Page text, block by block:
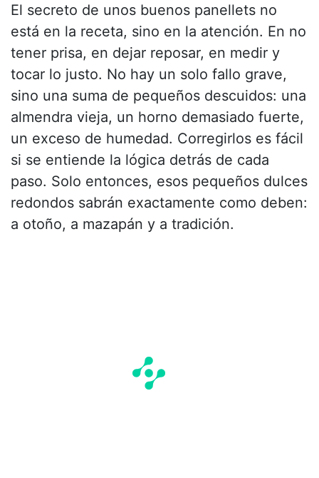
El secreto de unos buenos panellets no
está en la receta, sino en la atención. En no
tener prisa, en dejar reposar, en medir y
tocar lo justo. No hay un solo fallo grave,
sino una suma de pequeños descuidos: una
almendra vieja, un horno demasiado fuerte,
un exceso de humedad. Corregirlos es fácil
si se entiende la lógica detrás de cada
paso. Solo entonces, esos pequeños dulces
redondos sabrán exactamente como deben:
a otoño, a mazapán y a tradición.